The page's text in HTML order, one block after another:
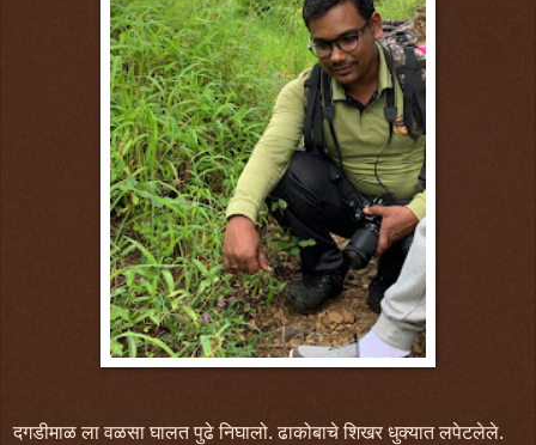
दगडीमाळ ला वळसा घालत पुढे निघालो. ढाकोबाचे शिखर धुक्यात लपेटलेले.